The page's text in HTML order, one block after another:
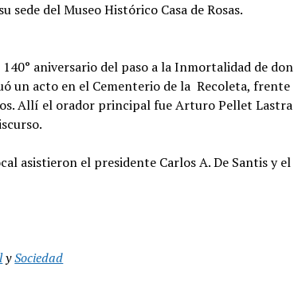
sede del Museo Histórico Casa de Rosas.
aniversario del paso a la Inmortalidad de don
un acto en el Cementerio de la Recoleta, frente
Allí el orador principal fue Arturo Pellet Lastra
asistieron el presidente Carlos A. De Santis y el
ySociedad